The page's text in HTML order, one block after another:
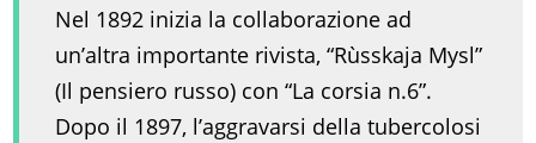
Nel 1892 inizia la collaborazione ad
un’altra importante rivista, “Rùsskaja Mysl”
(Il pensiero russo) con “La corsia n.6”.
Dopo il 1897, l’aggravarsi della tubercolosi